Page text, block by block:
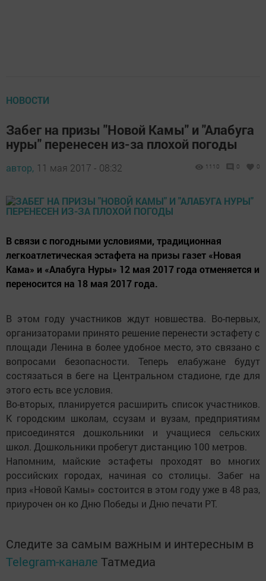
НОВОСТИ
Забег на призы "Новой Камы" и "Алабуга
нуры" перенесен из-за плохой погоды
автор, 11 мая 2017 - 08:32 1110 0 0
В связи с погодными условиями, традиционная
легкоатлетическая эстафета на призы газет «Новая
Кама» и «Алабуга Нуры» 12 мая 2017 года отменяется и
переносится на 18 мая 2017 года.
В этом году участников ждут новшества. Во-первых,
организаторами принято решение перенести эстафету с
площади Ленина в более удобное место, это связано с
вопросами безопасности. Теперь елабужане будут
состязаться в беге на Центральном стадионе, где для
этого есть все условия.
Во-вторых, планируется расширить список участников.
К городским школам, ссузам и вузам, предприятиям
присоединятся дошкольники и учащиеся сельских
школ. Дошкольники пробегут дистанцию 100 метров.
Напомним, майские эстафеты проходят во многих
российских городах, начиная со столицы. Забег на
приз «Новой Камы» состоится в этом году уже в 48 раз,
приурочен он ко Дню Победы и Дню печати РТ.
Следите за самым важным и интересным в
Telegram-канале Татмедиа